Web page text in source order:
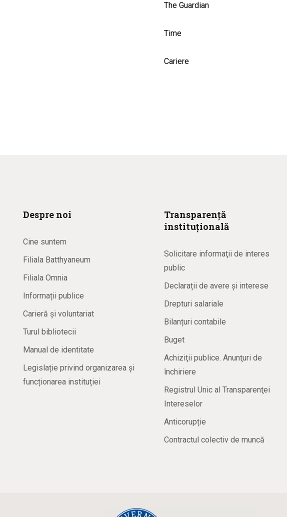
The Guardian
Time
Cariere
Despre noi
Cine suntem
Filiala Batthyaneum
Filiala Omnia
Informații publice
Carieră și voluntariat
Turul bibliotecii
Manual de identitate
Legislație privind organizarea și
funcționarea instituției
Transparență
instituțională
Solicitare informaţii de interes
public
Declarații de avere și interese
Drepturi salariale
Bilanțuri contabile
Buget
Achiziţii publice. Anunţuri de
închiriere
Registrul Unic al Transparenţei
Intereselor
Anticorupție
Contractul colectiv de muncă